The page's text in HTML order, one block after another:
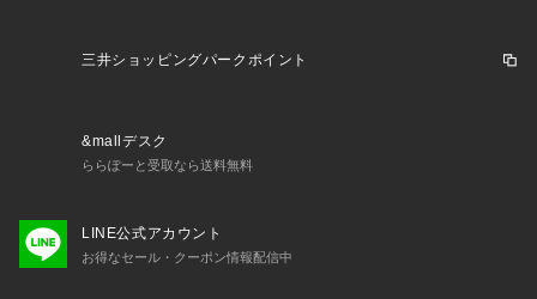
三井ショッピングパークポイント
&mallデスク
ららぽーと受取なら送料無料
LINE公式アカウント
お得なセール・クーポン情報配信中